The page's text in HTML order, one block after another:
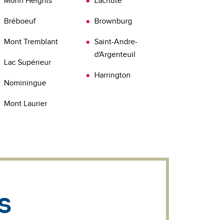
Bréboeuf
Mont Tremblant
Lac Supérieur
Nominingue
Mont Laurier
Brownburg
Saint-Andre-
d'Argenteuil
Harrington